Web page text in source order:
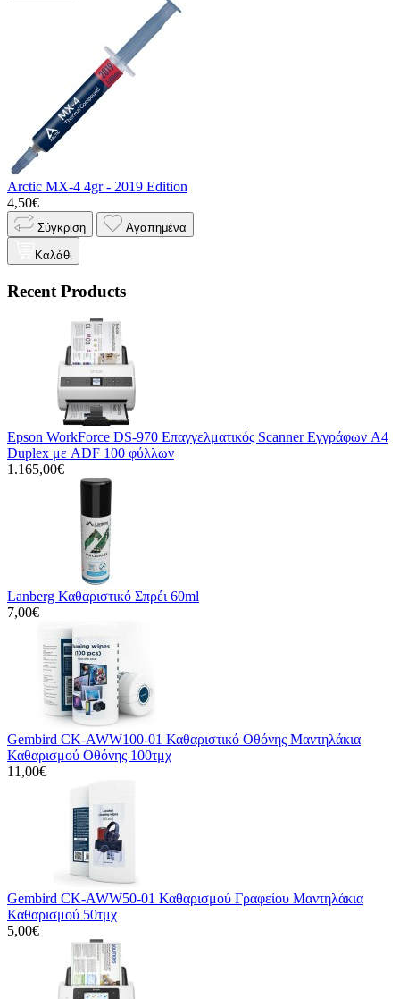
Arctic MX-4 4gr - 2019 Edition
4,50€
Σύγκριση Αγαπημένα
Καλάθι
Recent Products
Epson WorkForce DS-970 Επαγγελματικός Scanner Εγγράφων A4
Duplex με ADF 100 φύλλων
1.165,00€
Lanberg Καθαριστικό Σπρέι 60ml
7,00€
Gembird CK-AWW100-01 Καθαριστικό Οθόνης Μαντηλάκια
Καθαρισμού Οθόνης 100τμχ
11,00€
Gembird CK-AWW50-01 Καθαρισμού Γραφείου Μαντηλάκια
Καθαρισμού 50τμχ
5,00€